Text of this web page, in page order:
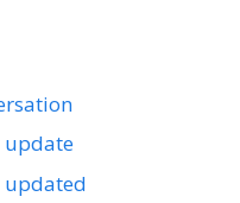
update
updated